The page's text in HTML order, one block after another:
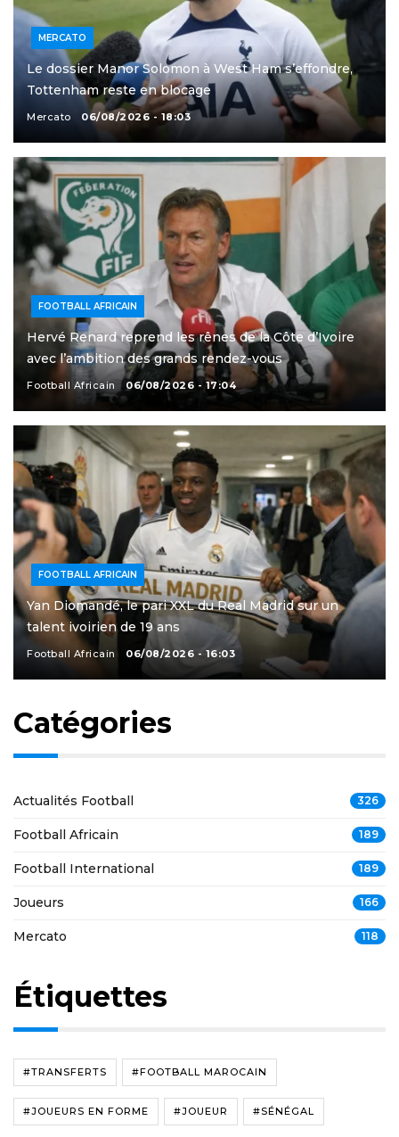
MERCATO
Le dossier Manor Solomon à West Ham s’effondre,
Tottenham reste en blocage
Mercato 06/08/2026 - 18:03
FOOTBALL AFRICAIN
Hervé Renard reprend les rênes de la Côte d’Ivoire
avec l’ambition des grands rendez-vous
Football Africain 06/08/2026 - 17:04
FOOTBALL AFRICAIN
Yan Diomandé, le pari XXL du Real Madrid sur un
talent ivoirien de 19 ans
Football Africain 06/08/2026 - 16:03
Catégories
Actualités Football 326
Football Africain 189
Football International 189
Joueurs 166
Mercato 118
Étiquettes
#TRANSFERTS #FOOTBALL MAROCAIN
#JOUEURS EN FORME #JOUEUR #SÉNÉGAL